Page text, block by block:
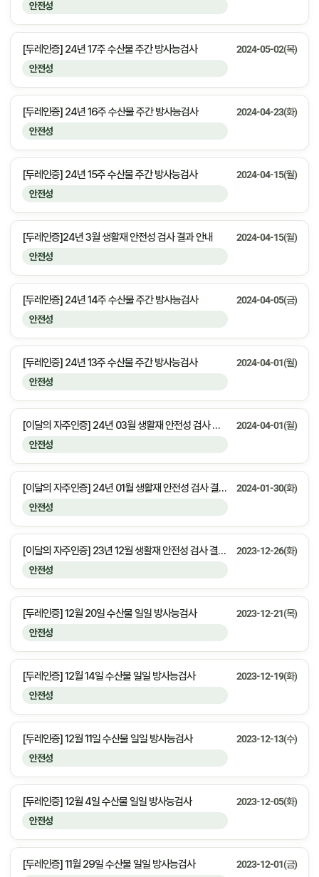
안전성
안전성
[두레인증] 24년 17주 수산물 주간 방사능검사 2024-05-02(목)
안전성
[두레인증] 24년 16주 수산물 주간 방사능검사 2024-04-23(화)
안전성
[두레인증] 24년 15주 수산물 주간 방사능검사 2024-04-15(월)
안전성
[두레인증]24년 3월 생활재 안전성 검사 결과 안내 2024-04-15(월)
안전성
[두레인증] 24년 14주 수산물 주간 방사능검사 2024-04-05(금)
안전성
[두레인증] 24년 13주 수산물 주간 방사능검사 2024-04-01(월)
안전성
[이달의 자주인증] 24년 03월 생활재 안전성 검사 결과 안내 2024-04-01(월)
안전성
[이달의 자주인증] 24년 01월 생활재 안전성 검사 결과 안내 2024-01-30(화)
안전성
[이달의 자주인증] 23년 12월 생활재 안전성 검사 결과 안내 2023-12-26(화)
안전성
[두레인증] 12월 20일 수산물 일일 방사능검사 2023-12-21(목)
안전성
[두레인증] 12월 14일 수산물 일일 방사능검사 2023-12-19(화)
안전성
[두레인증] 12월 11일 수산물 일일 방사능검사 2023-12-13(수)
안전성
[두레인증] 12월 4일 수산물 일일 방사능검사 2023-12-05(화)
[두레인증] 11월 29일 수산물 일일 방사능검사 2023-12-01(금)